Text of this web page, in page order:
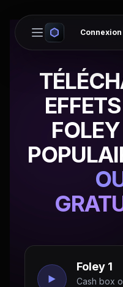
Open main menu
Connexion
Foley 1
Cash box